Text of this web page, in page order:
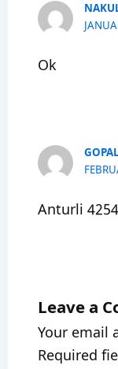
Ok
Anturli
Leave a
Your email
Required